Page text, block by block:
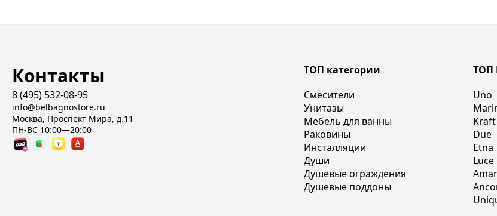
Контакты
8 (495) 532-08-95
info@belbagnostore.ru
Москва, Проспект Мира, д.11
ПН-ВС 10:00—20:00
ТОП категории
Смесители
Унитазы
Мебель для ванны
Раковины
Инсталляции
Души
Душевые ограждения
Душевые поддоны
ТОП
Uno
Kraft
Due
Etna
Luce